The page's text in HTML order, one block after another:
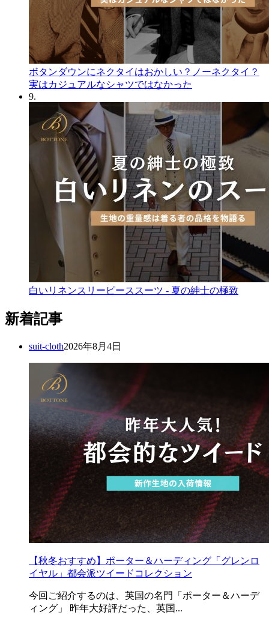
ボタンダウンにネクタイはおかしい？ノーネクタイ？
実はカジュアルなシャツではなかった
9.
白いリネンスリーピーススーツ - 夏の紳士の極致
新着記事
suit-cloth2026年8月4日
【秋冬おすすめ】ポーター＆ハーディング「グレンロ
イヤル」都会派ツイードコレクション
今回ご紹介するのは、英国の名門「ポーター＆ハーデ
ィング」 昨年大好評だった、英国...